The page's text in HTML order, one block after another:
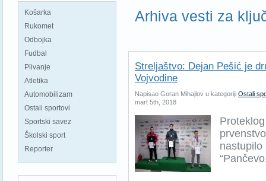
Košarka
Rukomet
Odbojka
Fudbal
Plivanje
Atletika
Automobilizam
Ostali sportovi
Sportski savez
Školski sport
Reporter
Arhiva vesti za
Streljaštvo: Dejan Pešić je
Vojvodine
Napisao Goran Mihajlov u kategoriji Ostali
mart 5th, 2018
nastupilo